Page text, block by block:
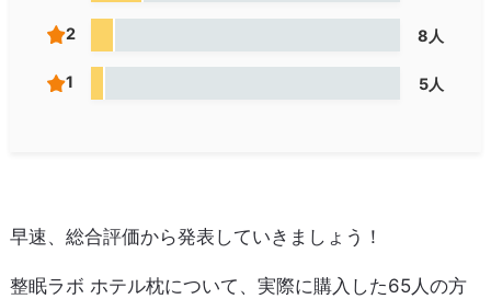
2 8人
1 5人
早速、総合評価から発表していきましょう！
整眠ラボ ホテル枕について、実際に購入した65人の方